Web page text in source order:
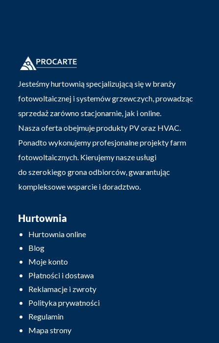
Jesteśmy hurtownią specjalizującą się w branży
fotowoltaicznej i systemów grzewczych, prowadząc
sprzedaż zarówno stacjonarnie, jak i online.
Nasza oferta obejmuje produkty PV oraz HVAC.
Ponadto wykonujemy profesjonalne projekty farm
fotowoltaicznych. Kierujemy nasze usługi
do szerokiego grona odbiorców, gwarantując
kompleksowe wsparcie i doradztwo.
Hurtownia
Hurtownia online
Blog
Moje konto
Płatności i dostawa
Reklamacje i zwroty
Polityka prywatności
Regulamin
Mapa strony